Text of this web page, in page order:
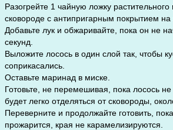
Разогрейте 1 чайную ложку
сковороде с антипригарным покрытием на
Добавьте лук и обжаривайте, пока он не
секунд.
Выложите лосось в один слой так, чтобы
соприкасались.
Оставьте маринад в миске.
Готовьте, не перемешивая, пока лосось
будет легко отделяться от сковороды,
Переверните и продолжайте готовить,
прожарится, края не карамелизируются.